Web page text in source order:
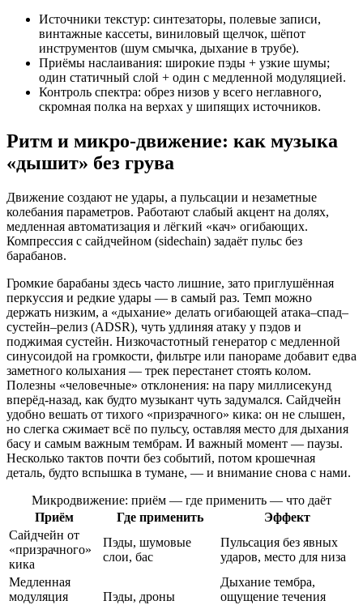
Источники текстур: синтезаторы, полевые записи,
винтажные кассеты, виниловый щелчок, шёпот
инструментов (шум смычка, дыхание в трубе).
Приёмы наслаивания: широкие пэды + узкие шумы;
один статичный слой + один с медленной модуляцией.
Контроль спектра: обрез низов у всего неглавного,
скромная полка на верхах у шипящих источников.
Ритм и микро‑движение: как музыка
«дышит» без грува
Движение создают не удары, а пульсации и незаметные
колебания параметров. Работают слабый акцент на долях,
медленная автоматизация и лёгкий «кач» огибающих.
Компрессия с сайдчейном (sidechain) задаёт пульс без
барабанов.
Громкие барабаны здесь часто лишние, зато приглушённая
перкуссия и редкие удары — в самый раз. Темп можно
держать низким, а «дыхание» делать огибающей атака–спад–
сустейн–релиз (ADSR), чуть удлиняя атаку у пэдов и
поджимая сустейн. Низкочастотный генератор с медленной
синусоидой на громкости, фильтре или панораме добавит едва
заметного колыхания — трек перестанет стоять колом.
Полезны «человечные» отклонения: на пару миллисекунд
вперёд‑назад, как будто музыкант чуть задумался. Сайдчейн
удобно вешать от тихого «призрачного» кика: он не слышен,
но слегка сжимает всё по пульсу, оставляя место для дыхания
басу и самым важным тембрам. И важный момент — паузы.
Несколько тактов почти без событий, потом крошечная
деталь, будто вспышка в тумане, — и внимание снова с нами.
Микродвижение: приём — где применить — что даёт
Приём
Где применить
Эффект
Сайдчейн от
«призрачного»
кика
Пэды, шумовые
слои, бас
Пульсация без явных
ударов, место для низа
Медленная
модуляция
Пэды, дроны
Дыхание тембра,
ощущение течения